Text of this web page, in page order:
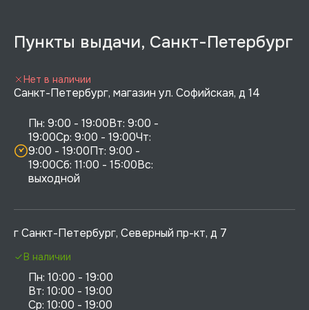
Пункты выдачи, Санкт-Петербург
Санкт-Петербург, магазин ул. Софийская, д 14
Пн: 9:00 - 19:00Вт: 9:00 -
19:00Ср: 9:00 - 19:00Чт:
9:00 - 19:00Пт: 9:00 -
19:00Сб: 11:00 - 15:00Вс:
выходной
Нет в наличии
г Санкт-Петербург, Северный пр-кт, д 7
Пн: 10:00 - 19:00
Вт: 10:00 - 19:00
Ср: 10:00 - 19:00
В наличии